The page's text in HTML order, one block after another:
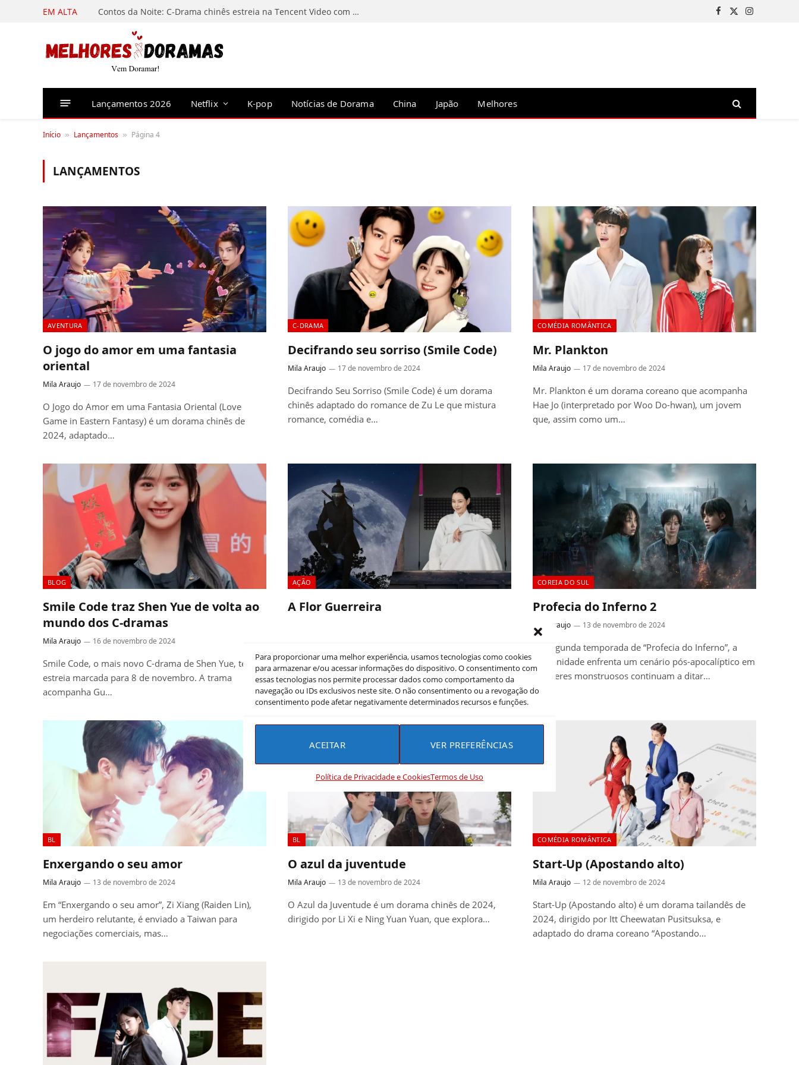
Para proporcionar uma melhor experiência, usamos tecnologias como cookies
para armazenar e/ou acessar informações do dispositivo. O consentimento com
essas tecnologias nos permite processar dados como comportamento da
navegação ou IDs exclusivos neste site. O não consentimento ou a revogação do
consentimento pode afetar negativamente determinados recursos e funções.
ACEITAR VER PREFERÊNCIAS
Política de Privacidade e CookiesTermos de Uso
EM ALTA Contos da Noite: C-Drama chinês estreia na Tencent Video com Li Wenhan no papel principal Facebook
X
Instagram
Lançamentos 2026 Netflix K-pop Notícias de Dorama China Japão Melhores
Início » Lançamentos » Página 4
LANÇAMENTOS
AVENTURA
O jogo do amor em uma fantasia
oriental
Mila Araujo 17 de novembro de 2024
O Jogo do Amor em uma Fantasia Oriental (Love
Game in Eastern Fantasy) é um dorama chinês de
2024, adaptado…
C-DRAMA
Decifrando seu sorriso (Smile Code)
Mila Araujo 17 de novembro de 2024
Decifrando Seu Sorriso (Smile Code) é um dorama
chinês adaptado do romance de Zu Le que mistura
romance, comédia e…
COMÉDIA ROMÂNTICA
Mr. Plankton
Mila Araujo 17 de novembro de 2024
Mr. Plankton é um dorama coreano que acompanha
Hae Jo (interpretado por Woo Do-hwan), um jovem
que, assim como um…
BLOG
Smile Code traz Shen Yue de volta ao
mundo dos C-dramas
Mila Araujo 16 de novembro de 2024
Smile Code, o mais novo C-drama de Shen Yue, tem
estreia marcada para 8 de novembro. A trama
acompanha Gu…
AÇÃO
A Flor Guerreira
na dinastia Joseon, que acompanha a jornada de Yeo
Hwa, uma jovem…
COREIA DO SUL
Profecia do Inferno 2
Mila Araujo 13 de novembro de 2024
Na segunda temporada de “Profecia do Inferno”, a
humanidade enfrenta um cenário pós-apocalíptico em
que seres monstruosos continuam a ditar…
BL
Enxergando o seu amor
Mila Araujo 13 de novembro de 2024
Em “Enxergando o seu amor”, Zi Xiang (Raiden Lin),
um herdeiro relutante, é enviado a Taiwan para
negociações comerciais, mas…
BL
O azul da juventude
Mila Araujo 13 de novembro de 2024
O Azul da Juventude é um dorama chinês de 2024,
dirigido por Li Xi e Ning Yuan Yuan, que explora…
COMÉDIA ROMÂNTICA
Start-Up (Apostando alto)
Mila Araujo 12 de novembro de 2024
Start-Up (Apostando alto) é um dorama tailandês de
2024, dirigido por Itt Cheewatan Pusitsuksa, e
adaptado do drama coreano “Apostando…